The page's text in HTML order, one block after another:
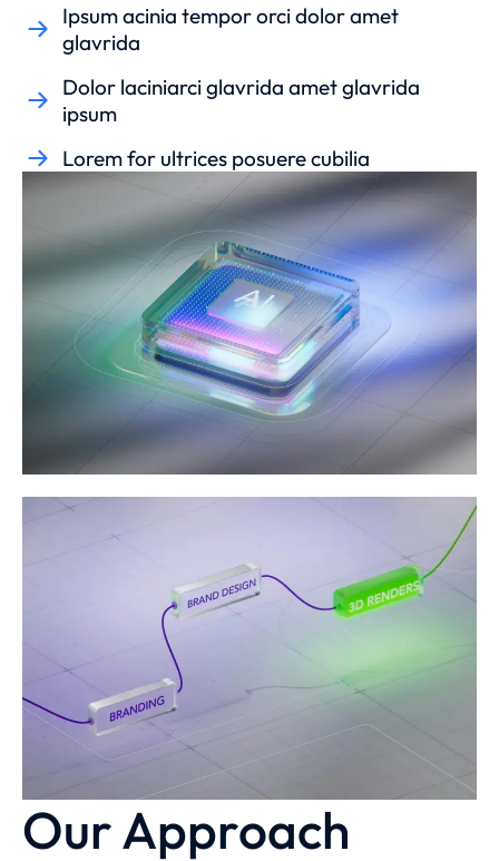
Ipsum acinia tempor orci dolor amet
glavrida
Dolor laciniarci glavrida amet glavrida
ipsum
Lorem for ultrices posuere cubilia
Our Approach